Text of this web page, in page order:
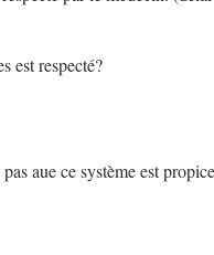
est respecté?
aue ce système est